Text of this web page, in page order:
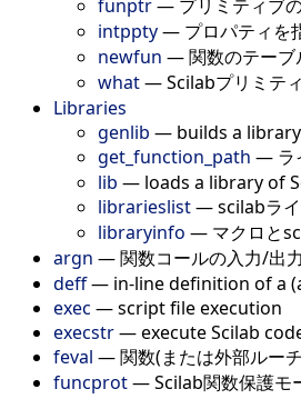
funptr— プリミティブ
intppty— プロパティを
newfun —関数のテーブ
what—Scilabプリミテ
Libraries
genlib — builds a
get_function_path — ラ
lib — loads a library of
librarieslist—scilabラ
libraryinfo — マクロと
argn —関数コールの入力/出
deff— in-line definition of a
exec —script file execution
execstr—execute Scilab
feval —関数(または外部ルー
funcprot—Scilab関数保護モ